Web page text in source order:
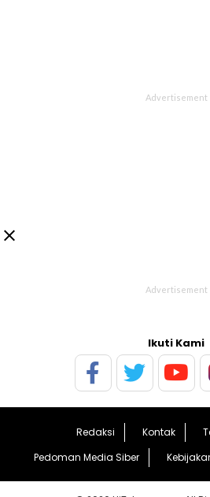

Ikuti Kami
Redaksi Kontak
Pedoman Media Siber